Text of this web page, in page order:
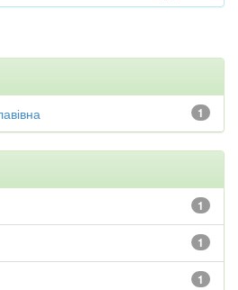
1
1
1
1